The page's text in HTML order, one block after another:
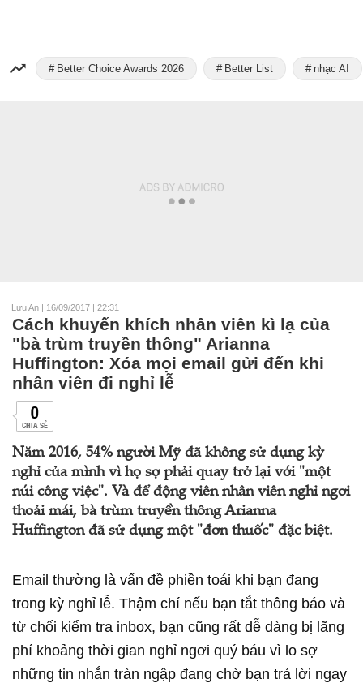
Better Choice Awards 2026 Better List nhạc AI
Lưu An | 16/09/2017 | 22:31
Cách khuyến khích nhân viên kì lạ của
"bà trùm truyền thông" Arianna
Huffington: Xóa mọi email gửi đến khi
nhân viên đi nghỉ lễ
0
CHIA SẺ
Năm 2016, 54% người Mỹ đã không sử dụng kỳ
nghỉ của mình vì họ sợ phải quay trở lại với "một
núi công việc". Và để động viên nhân viên nghỉ ngơi
thoải mái, bà trùm truyền thông Arianna
Huffington đã sử dụng một "đơn thuốc" đặc biệt.
Email thường là vấn đề phiền toái khi bạn đang
trong kỳ nghỉ lễ. Thậm chí nếu bạn tắt thông báo và
từ chối kiểm tra inbox, bạn cũng rất dễ dàng bị lãng
phí khoảng thời gian nghỉ ngơi quý báu vì lo sợ
những tin nhắn tràn ngập đang chờ bạn trả lời ngay